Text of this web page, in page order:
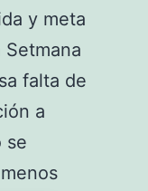
y meta
falta de
a
se